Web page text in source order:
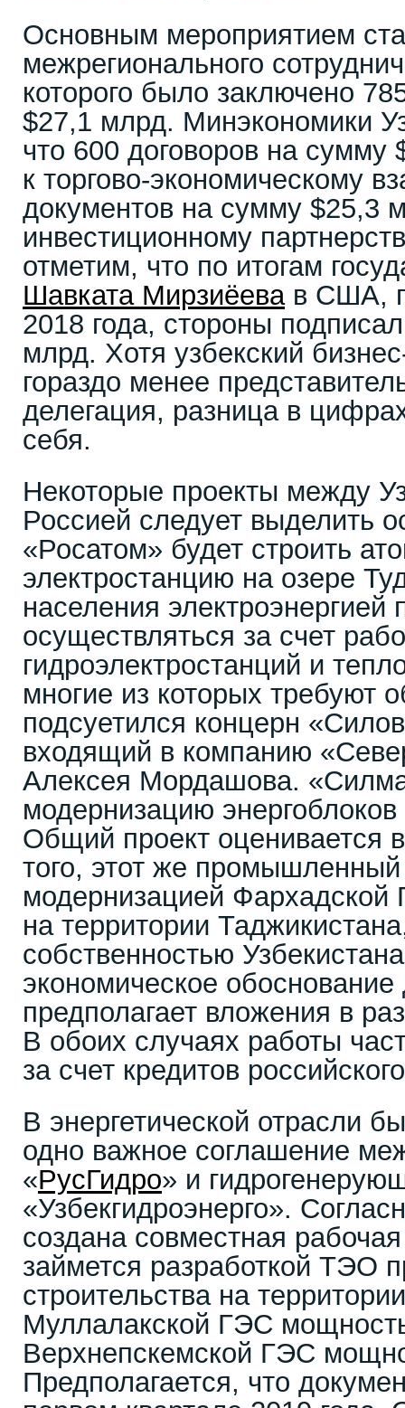
Основным мероприятием
межрегионального
которого было заключено
$27,1 млрд. Минэкономики
что 600 договоров на сумму
к торгово-экономическому
документов на сумму $25,3
инвестиционному
отметим, что по итогам
Шавката Мирзиёевав США,
2018 года, стороны
млрд. Хотя узбекский
гораздо менее
делегация, разница в
себя.
Некоторые проекты между
Россией следует выделить
«Росатом» будет строить
электростанцию на озере
населения
осуществляться за счет
гидроэлектростанций и
многие из которых требуют
подсуетился концерн
входящий в компанию
Алексея Мордашова.
модернизацию
Общий проект оценивается
того, этот же промышленный
модернизацией
на территории
собственностью
экономическое обоснование
предполагает вложения в
В обоих случаях работы
за счет кредитов
В энергетической отрасли
одно важное соглашение
«РусГидро» и
«Узбекгидроэнерго».
создана совместная
займется разработкой ТЭО
строительства на
Муллалакской ГЭС
Верхнепскемской ГЭС
Предполагается, что